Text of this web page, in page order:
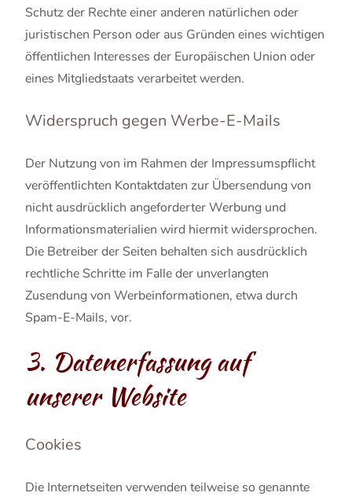
Schutz der Rechte einer anderen natürlichen oder
juristischen Person oder aus Gründen eines wichtigen
öffentlichen Interesses der Europäischen Union oder
eines Mitgliedstaats verarbeitet werden.
Widerspruch gegen Werbe-E-Mails
Der Nutzung von im Rahmen der Impressumspflicht
veröffentlichten Kontaktdaten zur Übersendung von
nicht ausdrücklich angeforderter Werbung und
Informationsmaterialien wird hiermit widersprochen.
Die Betreiber der Seiten behalten sich ausdrücklich
rechtliche Schritte im Falle der unverlangten
Zusendung von Werbeinformationen, etwa durch
Spam-E-Mails, vor.
3. Datenerfassung auf
unserer Website
Cookies
Die Internetseiten verwenden teilweise so genannte